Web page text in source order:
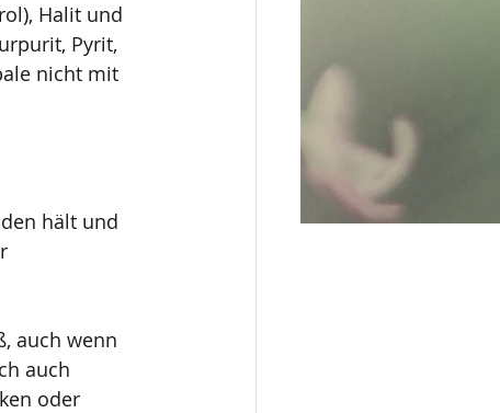
Halit und
Pyrit,
nicht mit
hält und
auch wenn
auch
oder